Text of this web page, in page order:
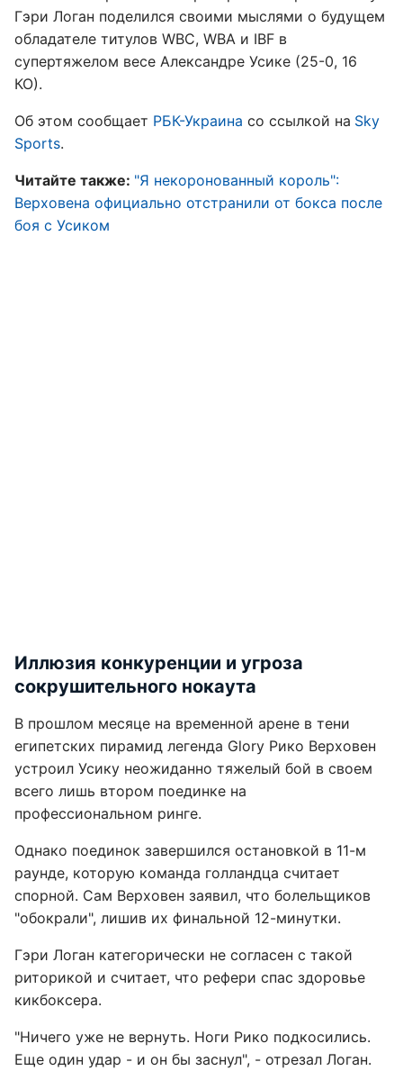
Гэри Логан поделился своими мыслями о будущем
обладателе титулов WBC, WBA и IBF в
супертяжелом весе Александре Усике (25-0, 16
КО).
Об этом сообщает РБК-Украина со ссылкой на Sky
Sports.
Читайте также: "Я некоронованный король":
Верховена официально отстранили от бокса после
боя с Усиком
Иллюзия конкуренции и угроза
сокрушительного нокаута
В прошлом месяце на временной арене в тени
египетских пирамид легенда Glory Рико Верховен
устроил Усику неожиданно тяжелый бой в своем
всего лишь втором поединке на
профессиональном ринге.
Однако поединок завершился остановкой в 11-м
раунде, которую команда голландца считает
спорной. Сам Верховен заявил, что болельщиков
"обокрали", лишив их финальной 12-минутки.
Гэри Логан категорически не согласен с такой
риторикой и считает, что рефери спас здоровье
кикбоксера.
"Ничего уже не вернуть. Ноги Рико подкосились.
Еще один удар - и он бы заснул", - отрезал Логан.